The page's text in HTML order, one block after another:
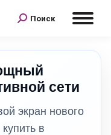
Поиск
сети
экран нового
в